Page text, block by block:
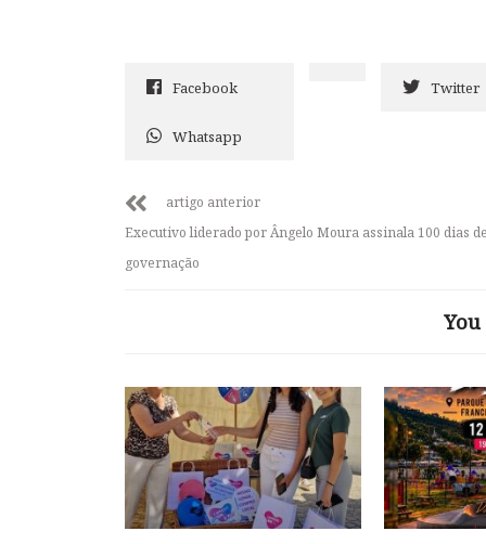
Facebook Twitter
Whatsapp
artigo anterior
Executivo liderado por Ângelo Moura assinala 100 dias
governação